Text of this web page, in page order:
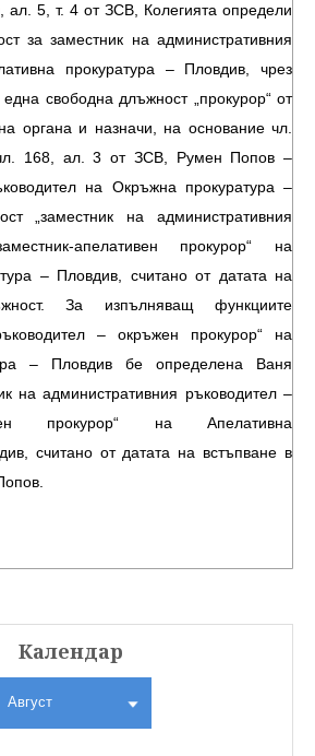
ал. 5, т. 4 от ЗСВ, Колегията определи
за заместник на административния
прокуратура – Пловдив, чрез
свободна длъжност „прокурор“ от
органа и назначи, на основание чл.
168, ал. 3 от ЗСВ, Румен Попов –
на Окръжна прокуратура –
„заместник на административния
апелативен прокурор“ на
– Пловдив, считано от датата на
За изпълняващ функциите
– окръжен прокурор“ на
– Пловдив бе определена Ваня
на административния ръководител –
прокурор“ на Апелативна
считано от датата на встъпване в
Календар
Август